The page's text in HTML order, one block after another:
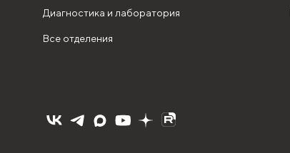
Диагностика и лаборатория
Все отделения